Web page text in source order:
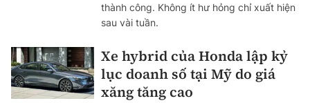
thành công. Không ít hư hỏng chỉ xuất hiện
sau vài tuần.
Xe hybrid của Honda lập kỷ
lục doanh số tại Mỹ do giá
xăng tăng cao